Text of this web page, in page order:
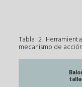
Tabla 2.
mecanismo de